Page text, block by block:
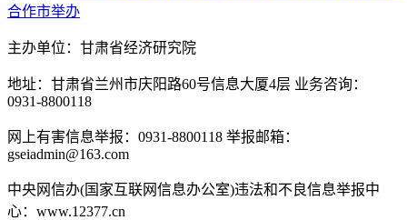
合作市举办
主办单位：甘肃省经济研究院
地址：甘肃省兰州市庆阳路60号信息大厦4层 业务咨询：
0931-8800118
网上有害信息举报：0931-8800118 举报邮箱：
gseiadmin@163.com
中央网信办(国家互联网信息办公室)违法和不良信息举报中
心：www.12377.cn